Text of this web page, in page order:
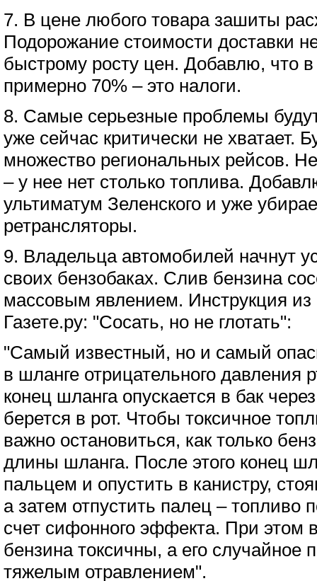
7. В цене любого товара зашиты
Подорожание стоимости доставки
быстрому росту цен. Добавлю, что
примерно 70% – это налоги.
8. Самые серьезные проблемы
уже сейчас критически не хватает.
множество региональных рейсов.
– у нее нет столько топлива.
ультиматум Зеленского и уже
ретрансляторы.
9. Владельца автомобилей начнут
своих бензобаках. Слив бензина
массовым явлением. Инструкция из
Газете.ру: "Сосать, но не глотать":
"Самый известный, но и самый
в шланге отрицательного давления
конец шланга опускается в бак
берется в рот. Чтобы токсичное
важно остановиться, как только
длины шланга. После этого конец
пальцем и опустить в канистру,
а затем отпустить палец – топливо
счет сифонного эффекта. При этом
бензина токсичны, а его случайное
тяжелым отравлением".